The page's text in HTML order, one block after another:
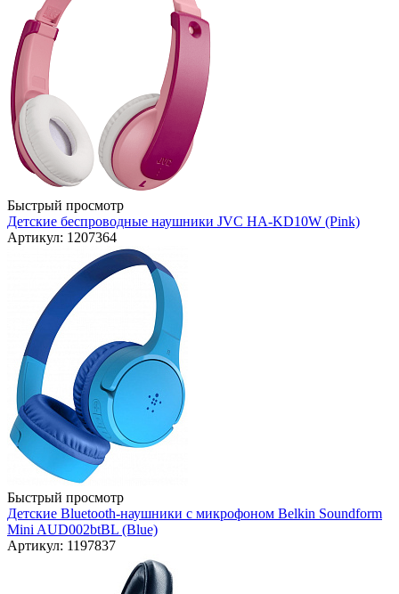
Быстрый просмотр
Детские беспроводные наушники JVC HA-KD10W (Pink)
Артикул: 1207364
Быстрый просмотр
Детские Bluetooth-наушники с микрофоном Belkin Soundform
Mini AUD002btBL (Blue)
Артикул: 1197837